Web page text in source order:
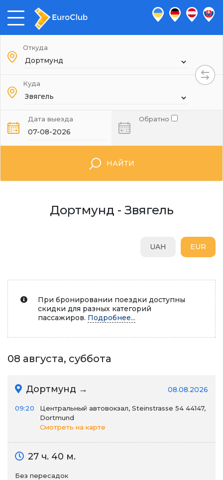
Откуда
Куда
Дата выезда Обратно
НАЙТИ
Дортмунд - Звягель
EUR
UAH
При бронировании поездки доступны
скидки для разных категорий
пассажиров. Подробнее...
08 августа, суббота
Дортмунд → 08.08.2026
09:20
Центральный автовокзал, Steinstrasse 54 44147,
Dortmund
Смотреть на карте
27 ч. 40 м.
Без пересадок